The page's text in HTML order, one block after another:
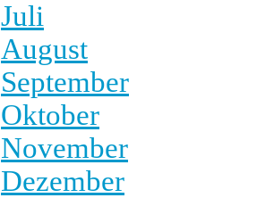
Juli
August
September
Oktober
November
Dezember